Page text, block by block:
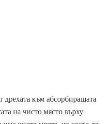
дрехата към абсорбиращата
на чисто място върху